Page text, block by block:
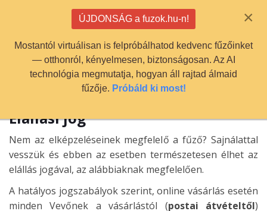
info@fuzok.hu
Elállási jog
Nem az elképzeléseinek megfelelő a fűző? Sajnálattal
vesszük és ebben az esetben természetesen élhet az
elállás jogával, az alábbiaknak megfelelően.
A hatályos jogszabályok szerint, online vásárlás esetén
minden Vevőnek a vásárlástól (postai átvételtől)
×
ÚJDONSÁG a fuzok.hu-n!
Mostantól virtuálisan is felpróbálhatod kedvenc fűzőinket
— otthonról, kényelmesen, biztonságosan. Az AI
technológia megmutatja, hogyan áll rajtad álmaid
fűzője. Próbáld ki most!